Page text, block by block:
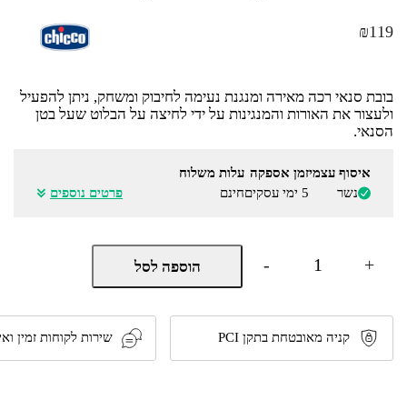
₪119
בובת סנאי רכה מאירה ומנגנת נעימה לחיבוק ומשחק, ניתן להפעיל
ולעצור את האורות והמנגינות על ידי לחיצה על הבלוט שעל בטן
הסנאי.
איסוף עצמי
נשר
זמן אספקה
5 ימי עסקים
עלות משלוח
חינם
פרטים נוספים
-
כמות
בובת
מנגנת
ומאירה
Toy
MF
+ הוספה לסל
קניה מאובטחת בתקן PCI שירות לקוחות זמין